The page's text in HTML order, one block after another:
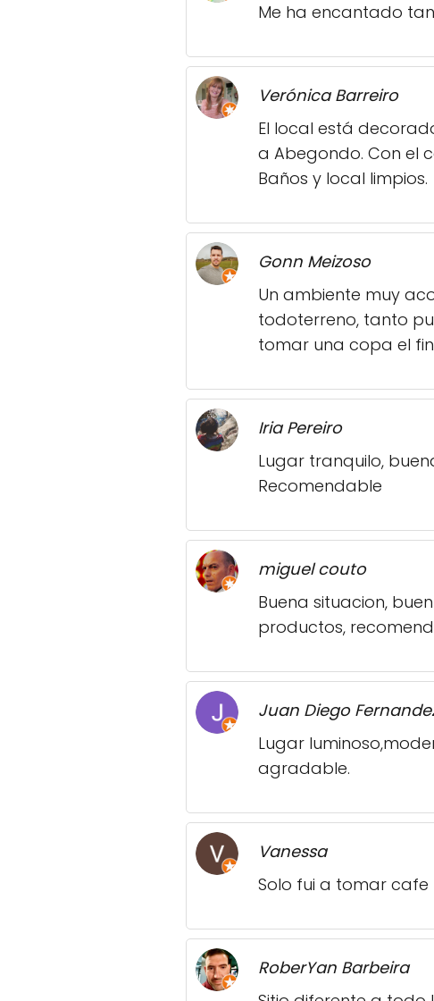
Me ha encantado
Verónica Barreiro
El local está
a Abegondo. Con el
Baños y local limpios.
Gonn Meizoso
Un ambiente muy
todoterreno, tanto
tomar una copa el
Iria Pereiro
Lugar tranquilo,
Recomendable
miguel couto
Buena situacion,
productos,
Juan Diego
Lugar
agradable.
Vanessa
Solo fui a tomar
RoberYan Barbeira